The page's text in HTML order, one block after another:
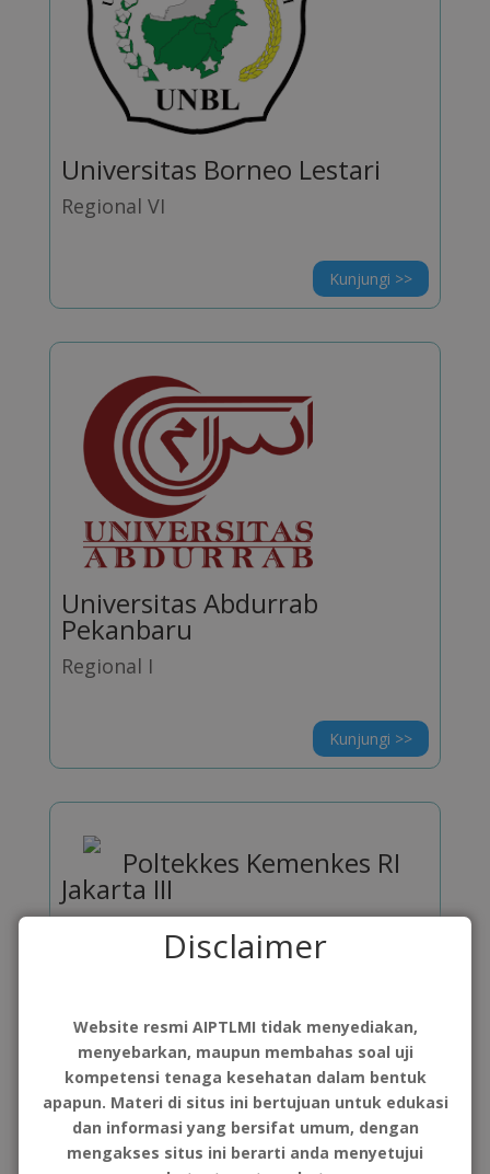
Universitas Borneo Lestari
Regional VI
Kunjungi >>
Universitas Abdurrab
Pekanbaru
Regional I
Kunjungi >>
Poltekkes Kemenkes RI
Jakarta III
Poltekkes Kemenkes RI
Kalimantan Timur
Disclaimer
Website resmi AIPTLMI tidak menyediakan,
menyebarkan, maupun membahas soal uji
kompetensi tenaga kesehatan dalam bentuk
apapun. Materi di situs ini bertujuan untuk edukasi
dan informasi yang bersifat umum, dengan
mengakses situs ini berarti anda menyetujui